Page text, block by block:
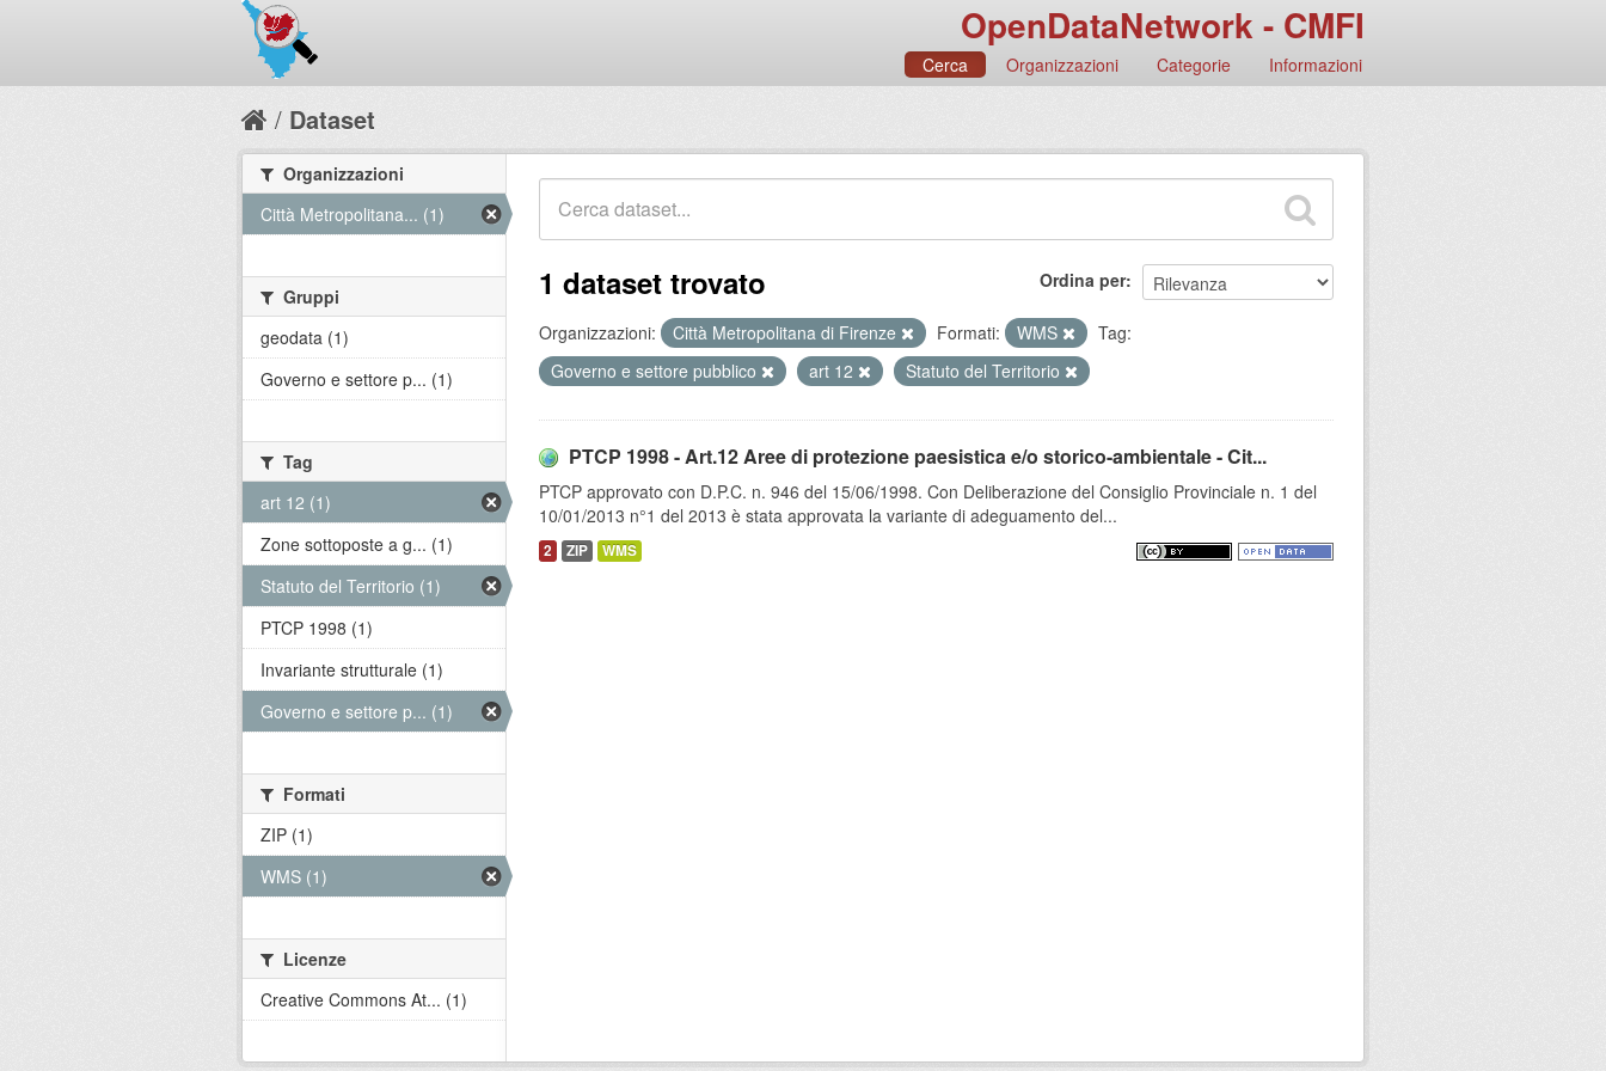
OpenDataNetwork - CMFI
Cerca Organizzazioni Categorie Informazioni
Dataset
Ordina per
1 dataset trovato
Organizzazioni: Città Metropolitana di Firenze Formati: WMS
Tag:
Governo e settore pubblico
art 12 Statuto del Territorio
PTCP 1998 - Art.12 Aree di protezione paesistica e/o storico-ambientale - Cit...
PTCP approvato con D.P.C. n. 946 del 15/06/1998. Con Deliberazione del Consiglio Provinciale n. 1 del
10/01/2013 n°1 del 2013 è stata approvata la variante di adeguamento del...
2 ZIP WMS
Organizzazioni
Città Metropolitana... (1)
Gruppi
geodata (1)
Governo e settore p... (1)
Tag
art 12 (1)
Zone sottoposte a g... (1)
Statuto del Territorio (1)
PTCP 1998 (1)
Invariante strutturale (1)
Governo e settore p... (1)
Formati
ZIP (1)
WMS (1)
Licenze
Creative Commons At... (1)